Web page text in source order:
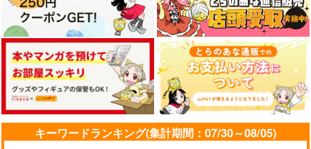
レストラン獅子狐
ハッピーエンドは止ま
らない
787円（税込）
獅子神敬一×村雨礼二
サンプル
キミと星空
みるみろみるく。
220円 （税込）
村雨礼二×獅子神敬一
サンプル
例えばここで「 」
したら、
メリメロ
3,457円（税込）
村雨礼二×獅子神敬一
サンプル
サンプル
カート
サンプル
カート
サンプル
カート
キーワードランキング(集計期間：07/30～08/05)